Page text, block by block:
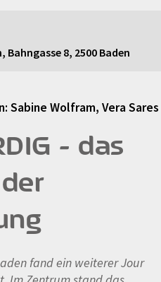
Bahngasse 8, 2500 Baden
Sabine Wolfram, Vera Sares
- das
fand ein weiterer Jour